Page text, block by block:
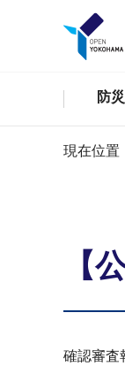
防
現在位置
【
確認審査